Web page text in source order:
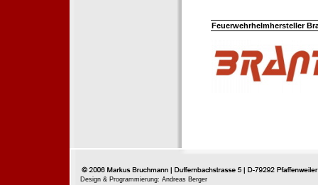
Feuerwehrhelmhersteller
Design & Programmierung: Andreas Berger